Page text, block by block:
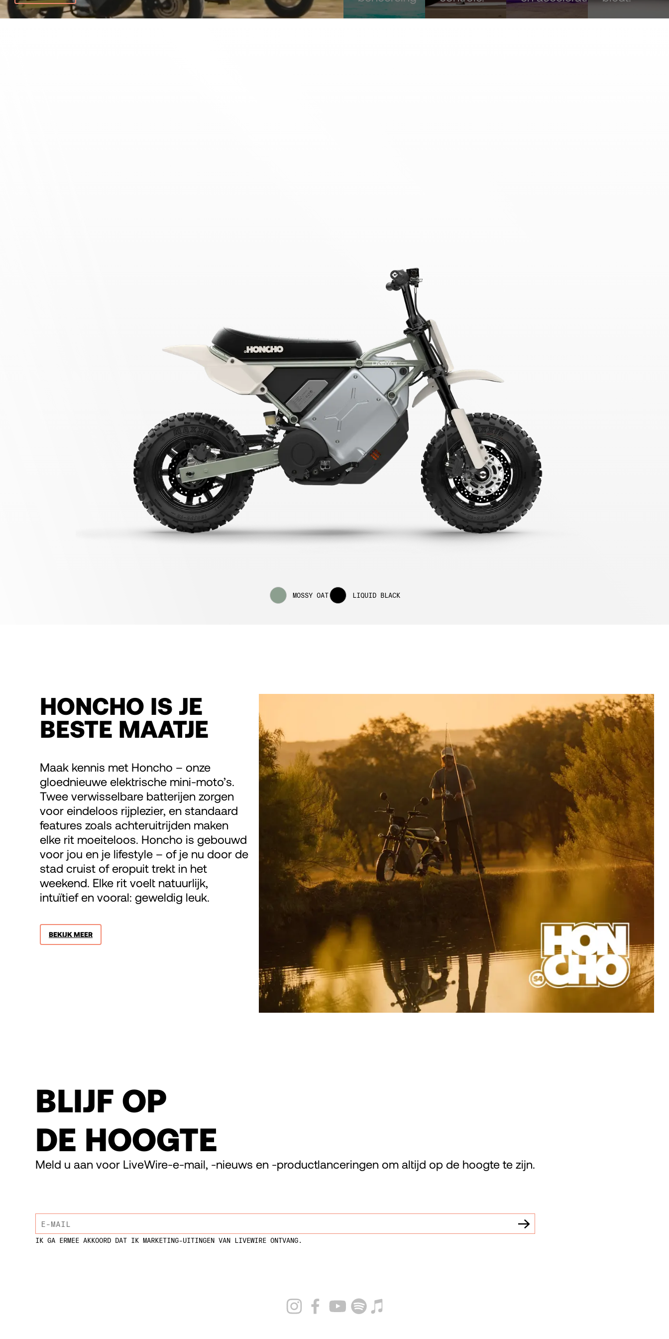
MOSSY OAT LIQUID BLACK
HONCHO IS JE
BESTE MAATJE
Maak kennis met Honcho – onze
gloednieuwe elektrische mini-moto’s.
Twee verwisselbare batterijen zorgen
voor eindeloos rijplezier, en standaard
features zoals achteruitrijden maken
elke rit moeiteloos. Honcho is gebouwd
voor jou en je lifestyle – of je nu door de
stad cruist of eropuit trekt in het
weekend. Elke rit voelt natuurlijk,
intuïtief en vooral: geweldig leuk.
BEKIJK MEER
BLIJF OP
DE HOOGTE
Meld u aan voor LiveWire-e-mail, -nieuws en -productlanceringen om altijd op de hoogte te zijn.
IK GA ERMEE AKKOORD DAT IK MARKETING-UITINGEN VAN LIVEWIRE ONTVANG.